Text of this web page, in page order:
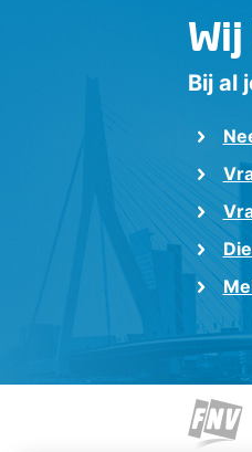
Bij al